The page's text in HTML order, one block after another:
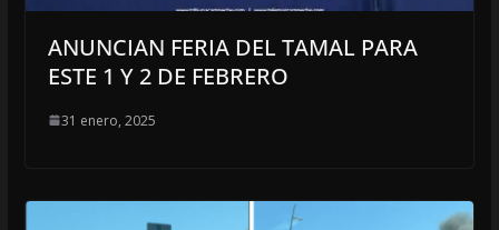
ANUNCIAN FERIA DEL TAMAL PARA
ESTE 1 Y 2 DE FEBRERO
31 enero, 2025